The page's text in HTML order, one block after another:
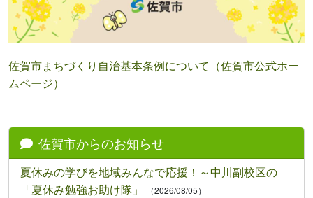
佐賀市まちづくり自治基本条例について（佐賀市公式ホー
ムページ）
佐賀市からのお知らせ
夏休みの学びを地域みんなで応援！～中川副校区の
「夏休み勉強お助け隊」
（2026/08/05）